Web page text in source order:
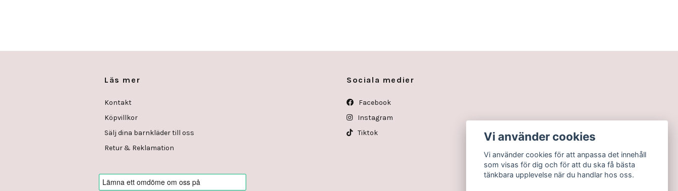
Läs mer
Kontakt
Köpvillkor
Sälj dina barnkläder till oss
Retur & Reklamation
Sociala medier
Facebook
Instagram
Tiktok
Vi använder cookies
Vi använder cookies för att anpassa det innehåll
som visas för dig och för att du ska få bästa
tänkbara upplevelse när du handlar hos oss.